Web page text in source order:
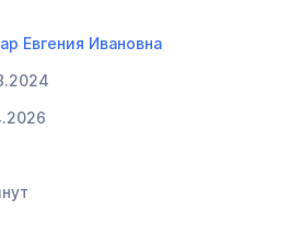
Евгения Ивановна